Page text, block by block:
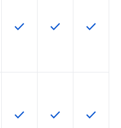
no está disponible en
Esta función está
check Esta función
check Esta
check
no está disponible en
Esta función está
check Esta función
check Esta
check